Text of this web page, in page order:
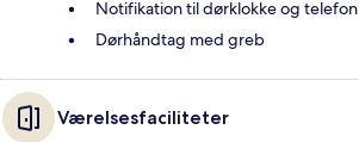
Notifikation til dørklokke og telefon
Dørhåndtag med greb
Værelsesfaciliteter